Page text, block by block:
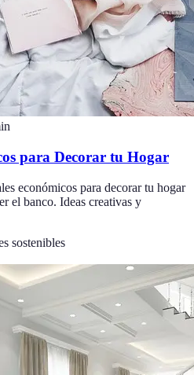
para Decorar tu Hogar
económicos para decorar tu hogar
el banco. Ideas creativas y
sostenibles